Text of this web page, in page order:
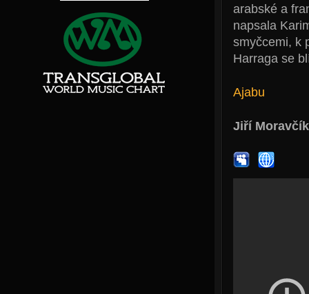
arabské a
napsala
smyčcemi, k
Harraga se
Ajabu
Jiří Moravčík